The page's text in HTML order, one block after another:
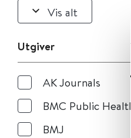
Vis alt
Utgiver
AK Journals
BMC Public Health
BMJ